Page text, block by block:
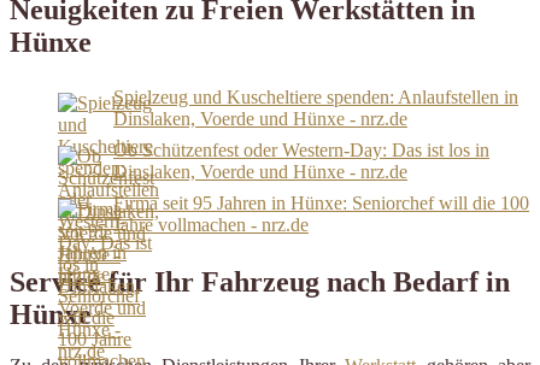
Neuigkeiten zu Freien Werkstätten in
Hünxe
Spielzeug und Kuscheltiere spenden: Anlaufstellen in
Dinslaken, Voerde und Hünxe - nrz.de
Ob Schützenfest oder Western-Day: Das ist los in
Dinslaken, Voerde und Hünxe - nrz.de
Firma seit 95 Jahren in Hünxe: Seniorchef will die 100
Jahre vollmachen - nrz.de
Service für Ihr Fahrzeug nach Bedarf in
Hünxe